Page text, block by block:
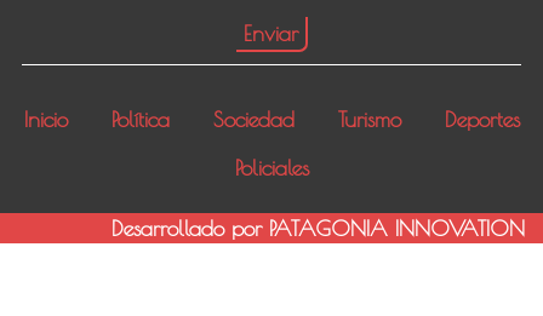
Inicio Política Sociedad Turismo
Deportes
Policiales
Desarrollado por PATAGONIA INNOVATION